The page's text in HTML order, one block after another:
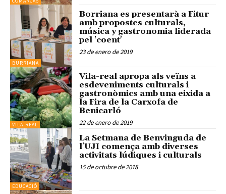
BURRIANA
Borriana es presentarà a Fitur
amb propostes culturals,
música y gastronomia liderada
pel 'coent'
23 de enero de 2019
VILA-REAL
Vila-real apropa als veïns a
esdeveniments culturals i
gastronòmics amb una eixida a
la Fira de la Carxofa de
Benicarló
22 de enero de 2019
EDUCACIÓ
La Setmana de Benvinguda de
l'UJI comença amb diverses
activitats lúdiques i culturals
15 de octubre de 2018